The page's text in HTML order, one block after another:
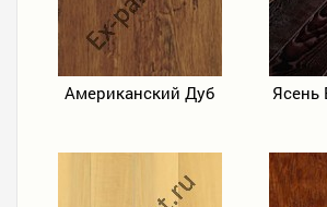
Американский Дуб Ясень